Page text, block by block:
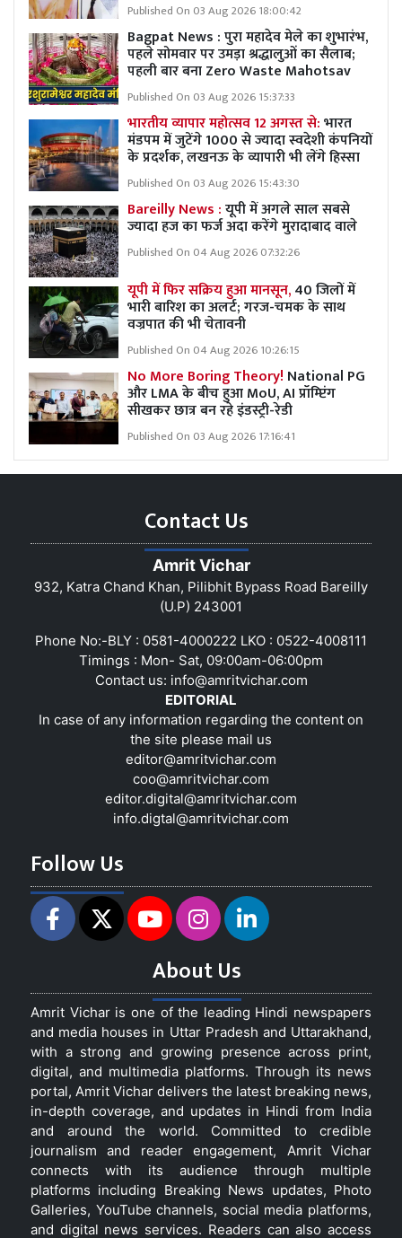
Published On 03 Aug 2026 18:00:42
Bagpat News : पुरा महादेव मेले का शुभारंभ,
पहले सोमवार पर उमड़ा श्रद्धालुओं का सैलाब;
पहली बार बना Zero Waste Mahotsav
Published On 03 Aug 2026 15:37:33
भारतीय व्यापार महोत्सव 12 अगस्त से:भारत
मंडपम में जुटेंगे 1000 से ज्यादा स्वदेशी कंपनियों
के प्रदर्शक, लखनऊ के व्यापारी भी लेंगे हिस्सा
Published On 03 Aug 2026 15:43:30
Bareilly News :यूपी में अगले साल सबसे
ज्यादा हज का फर्ज अदा करेंगे मुरादाबाद वाले
Published On 04 Aug 2026 07:32:26
यूपी में फिर सक्रिय हुआ मानसून,40 जिलों में
भारी बारिश का अलर्ट; गरज-चमक के साथ
वज्रपात की भी चेतावनी
Published On 04 Aug 2026 10:26:15
No More Boring Theory! National PG
और LMA के बीच हुआ MoU, AI प्रॉम्प्टिंग
सीखकर छात्र बन रहे इंडस्ट्री-रेडी
Published On 03 Aug 2026 17:16:41
Contact Us
Amrit Vichar
932, Katra Chand Khan, Pilibhit Bypass Road Bareilly
(U.P) 243001
Phone No:-BLY : 0581-4000222 LKO : 0522-4008111
Timings : Mon- Sat, 09:00am-06:00pm
Contact us: info@amritvichar.com
EDITORIAL
In case of any information regarding the content on
the site please mail us
editor@amritvichar.com
coo@amritvichar.com
editor.digital@amritvichar.com
info.digtal@amritvichar.com
Follow Us
About Us
Amrit Vichar is one of the leading Hindi newspapers
and media houses in Uttar Pradesh and Uttarakhand,
with a strong and growing presence across print,
digital, and multimedia platforms. Through its news
portal, Amrit Vichar delivers the latest breaking news,
in-depth coverage, and updates in Hindi from India
and around the world. Committed to credible
journalism and reader engagement, Amrit Vichar
connects with its audience through multiple
platforms including Breaking News updates, Photo
Galleries, YouTube channels, social media platforms,
and digital news services. Readers can also access